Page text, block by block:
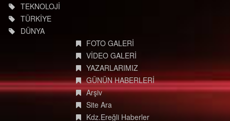
TEKNOLOJİ
TÜRKİYE
DÜNYA
FOTO GALERİ
VİDEO GALERİ
YAZARLARIMIZ
GÜNÜN HABERLERİ
Arşiv
Site Ara
Kdz.Ereğli Haberler